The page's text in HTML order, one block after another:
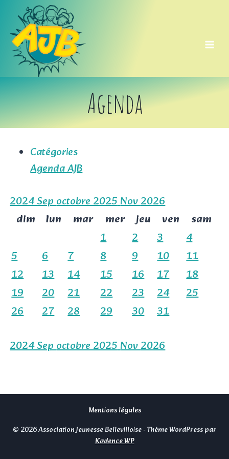
contenu
Agenda
Catégories
Agenda AJB
2024Sepoctobre 2025Nov2026
dim
lun mar mer jeu ven
sam
1
2 3
4
5
6 7 8 9 10
11
12
13 14 15 16 17
18
19
20 21 22 23 24
25
26
27 28 29 30
31
2024Sepoctobre 2025Nov2026
Mentions légales
© 2026 Association Jeunesse Bellevilloise - Thème WordPress par
Kadence WP